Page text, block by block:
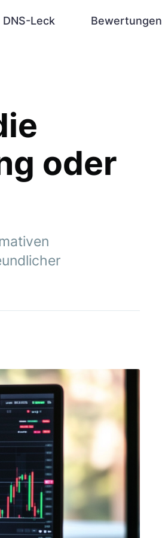
DNS-Leck Bewertungen
oder